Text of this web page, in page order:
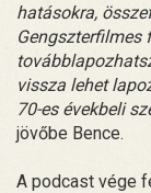
hatásokra,
Gengszterfilmes
vissza lehet
70-es évekbeli
jövőbe Bence.
A podcast vége